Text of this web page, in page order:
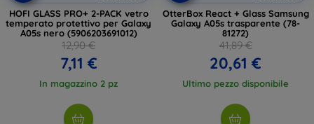
HOFI GLASS PRO+ 2-PACK vetro
temperato protettivo per Galaxy
A05s nero (5906203691012)
12,90 €
7,11 €
In magazzino 2 pz
OtterBox React + Glass Samsung
Galaxy A05s trasparente (78-
81272)
41,89 €
20,61 €
Ultimo pezzo disponibile